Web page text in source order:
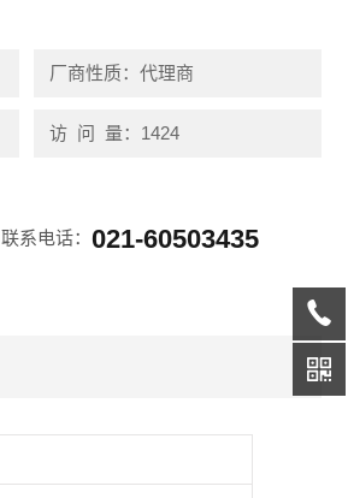
厂商性质：代理商
访 问 量：1424
联系电话：021-60503435